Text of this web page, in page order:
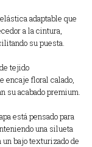
adaptable que
a la cintura,
su puesta.
tejido
encaje floral calado,
su acabado premium.
está pensado para
una silueta
bajo texturizado de